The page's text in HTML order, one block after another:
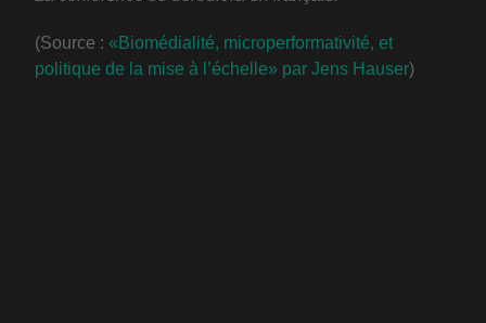
(Source : «Biomédialité, microperformativité, et
politique de la mise à l’échelle» par Jens Hauser)